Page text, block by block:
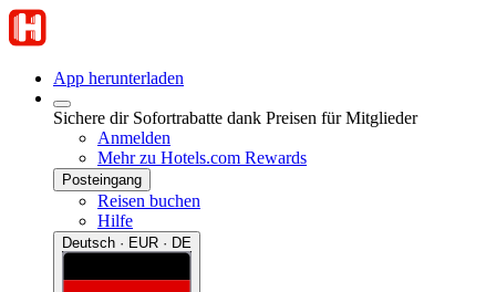
App herunterladen
Sichere dir Sofortrabatte dank Preisen für Mitglieder
Anmelden
Mehr zu Hotels.com Rewards
Posteingang
Reisen buchen
Hilfe
Deutsch · EUR · DE